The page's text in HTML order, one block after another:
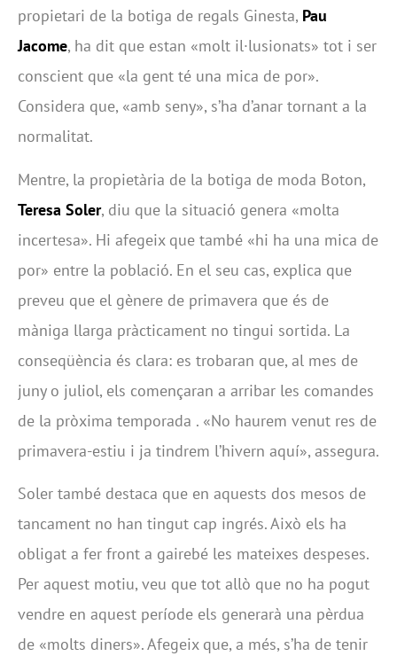
propietari de la botiga de regals Ginesta, Pau
Jacome, ha dit que estan «molt il·lusionats» tot i ser
conscient que «la gent té una mica de por».
Considera que, «amb seny», s’ha d’anar tornant a la
normalitat.
Mentre, la propietària de la botiga de moda Boton,
Teresa Soler, diu que la situació genera «molta
incertesa». Hi afegeix que també «hi ha una mica de
por» entre la població. En el seu cas, explica que
preveu que el gènere de primavera que és de
màniga llarga pràcticament no tingui sortida. La
conseqüència és clara: es trobaran que, al mes de
juny o juliol, els començaran a arribar les comandes
de la pròxima temporada . «No haurem venut res de
primavera-estiu i ja tindrem l’hivern aquí», assegura.
Soler també destaca que en aquests dos mesos de
tancament no han tingut cap ingrés. Això els ha
obligat a fer front a gairebé les mateixes despeses.
Per aquest motiu, veu que tot allò que no ha pogut
vendre en aquest període els generarà una pèrdua
de «molts diners». Afegeix que, a més, s’ha de tenir